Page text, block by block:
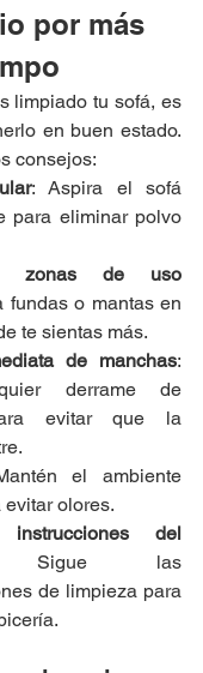
por más
limpiado tu sofá, es
en buen estado.
consejos:
: Aspira el sofá
para eliminar polvo
zonas de uso
fundas o mantas en
te sientas más.
de manchas:
derrame de
evitar que la
el ambiente
olores.
del
las
de limpieza para